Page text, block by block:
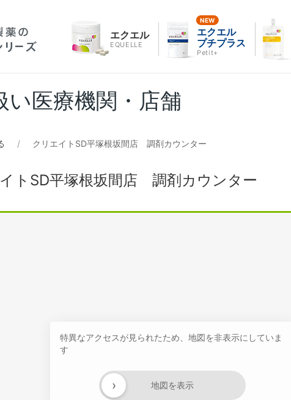
エクエル
EQUELLE
エクエル
プチプラス
Petit+
い医療機関・店舗
クリエイトSD平塚根坂間店 調剤カウンター
トSD平塚根坂間店 調剤カウンター
特異なアクセスが見られたため、地図を非表示にしていま
す
地図を表示
›